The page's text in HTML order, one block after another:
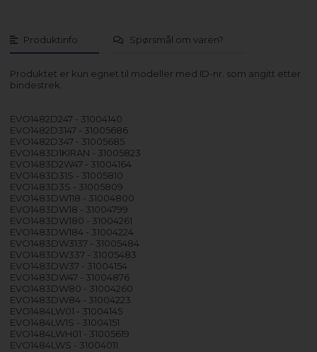
Produktinfo Spørsmål om varen?
Produktet er kun egnet til modeller med ID-nr. som angitt etter
bindestrek.
EVO1482D247 - 31004140
EVO1482D3147 - 31005686
EVO1482D347 - 31005685
EVO1483D1KIRAN - 31005823
EVO1483D2W47 - 31004164
EVO1483D31S - 31005810
EVO1483D3S - 31005809
EVO1483DW118 - 31004800
EVO1483DW18 - 31004799
EVO1483DW180 - 31004261
EVO1483DW184 - 31004224
EVO1483DW3137 - 31005484
EVO1483DW337 - 31005483
EVO1483DW37 - 31004154
EVO1483DW47 - 31004876
EVO1483DW80 - 31004260
EVO1483DW84 - 31004223
EVO1484LW01 - 31004145
EVO1484LW1S - 31004151
EVO1484LWH01 - 31005619
EVO1484LWS - 31004011